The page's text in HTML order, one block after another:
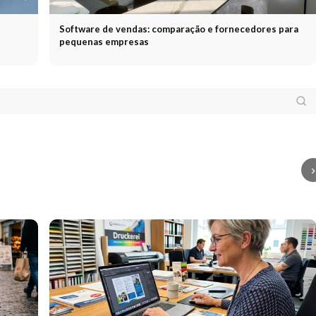
Software de vendas: comparação e fornecedores para
pequenas empresas
›